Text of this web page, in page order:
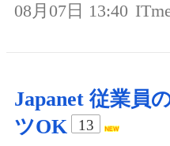
08月07日 13:40
Japanet 従業員
ツOK
13